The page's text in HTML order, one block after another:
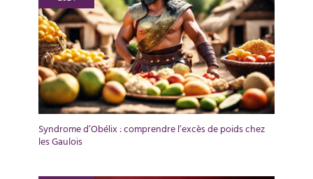
Syndrome d’Obélix : comprendre l’excès de poids chez
les Gaulois